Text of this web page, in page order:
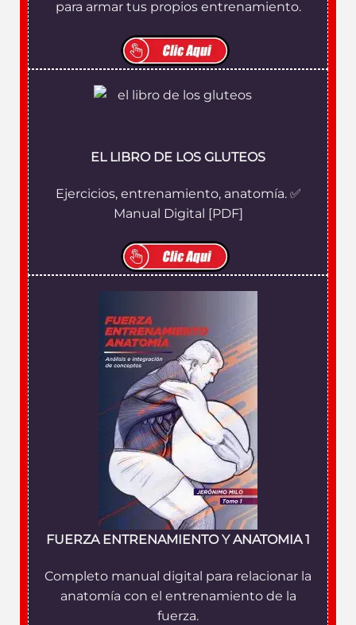
para armar tus propios entrenamiento.
EL LIBRO DE LOS GLUTEOS
Ejercicios, entrenamiento, anatomía. ✅
Manual Digital [PDF]
FUERZA ENTRENAMIENTO Y ANATOMIA 1
Completo manual digital para relacionar la
anatomía con el entrenamiento de la
fuerza.